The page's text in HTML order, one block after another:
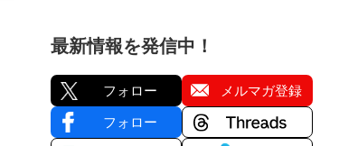
最新情報を発信中！
フォロー メルマガ登録
フォロー